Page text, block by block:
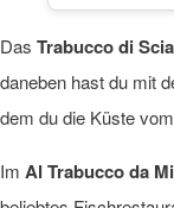
Das Trabucco di
daneben hast du mit
dem du die Küste
Im Al Trabucco da